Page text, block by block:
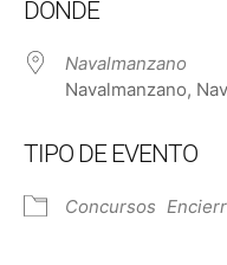
DÓNDE
Navalmanzano
Navalmanzano,
TIPO DE EVENTO
Concursos